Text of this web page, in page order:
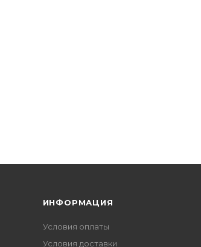
ИНФОРМАЦИЯ
Условия оплаты
Условия доставки